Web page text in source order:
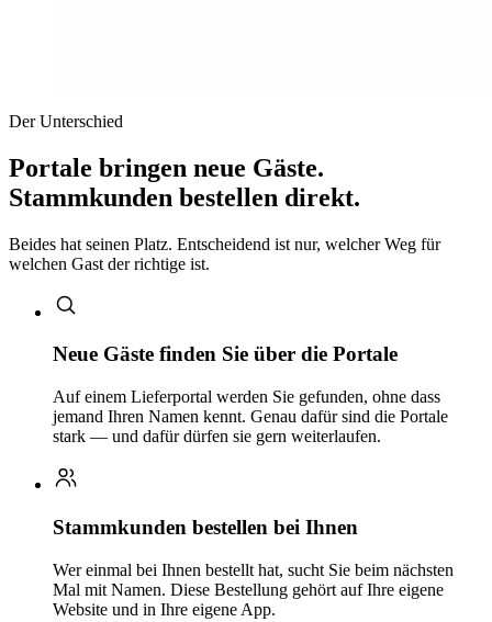
Der Unterschied
Portale bringen neue Gäste.
Stammkunden bestellen direkt.
Beides hat seinen Platz. Entscheidend ist nur, welcher Weg für
welchen Gast der richtige ist.
Neue Gäste finden Sie über die Portale
Auf einem Lieferportal werden Sie gefunden, ohne dass
jemand Ihren Namen kennt. Genau dafür sind die Portale
stark — und dafür dürfen sie gern weiterlaufen.
Stammkunden bestellen bei Ihnen
Wer einmal bei Ihnen bestellt hat, sucht Sie beim nächsten
Mal mit Namen. Diese Bestellung gehört auf Ihre eigene
Website und in Ihre eigene App.